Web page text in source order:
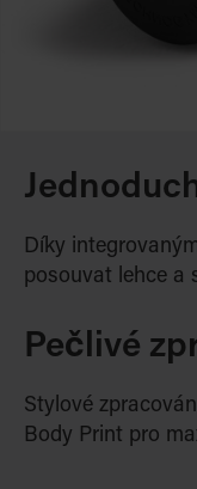
Díky
posouvat lehce a
Pečlivé
Stylové
Body Print pro